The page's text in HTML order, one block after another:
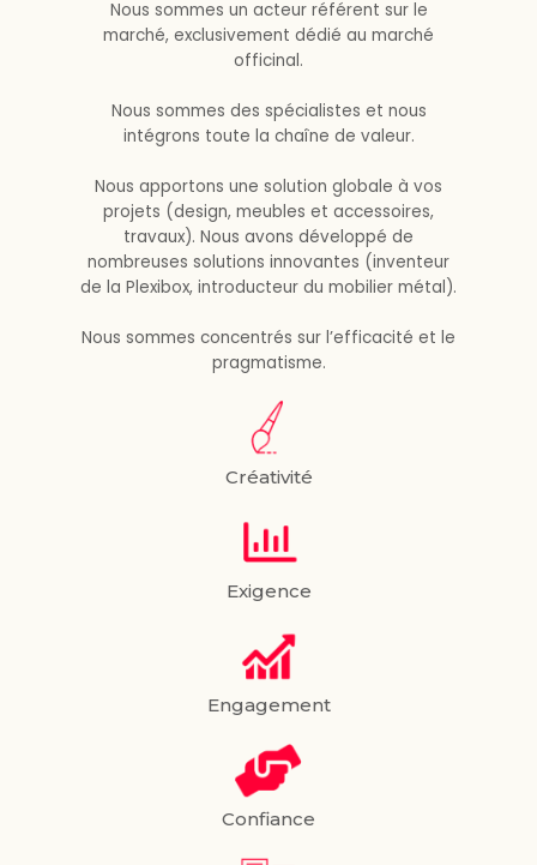
Nous sommes un acteur référent sur le
marché, exclusivement dédié au marché
officinal.
Nous sommes des spécialistes et nous
intégrons toute la chaîne de valeur.
Nous apportons une solution globale à vos
projets (design, meubles et accessoires,
travaux). Nous avons développé de
nombreuses solutions innovantes (inventeur
de la Plexibox, introducteur du mobilier métal).
Nous sommes concentrés sur l’efficacité et le
pragmatisme.
Créativité
Exigence
Engagement
Confiance